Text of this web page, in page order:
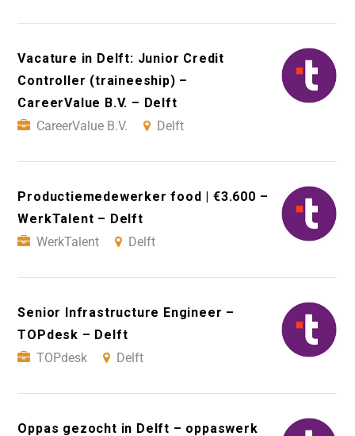
Vacature in Delft: Junior Credit
Controller (traineeship) –
CareerValue B.V. – Delft
CareerValue B.V.
Delft
Productiemedewerker food | €3.600 –
WerkTalent – Delft
WerkTalent
Delft
Senior Infrastructure Engineer –
TOPdesk – Delft
TOPdesk
Delft
Oppas gezocht in Delft – oppaswerk